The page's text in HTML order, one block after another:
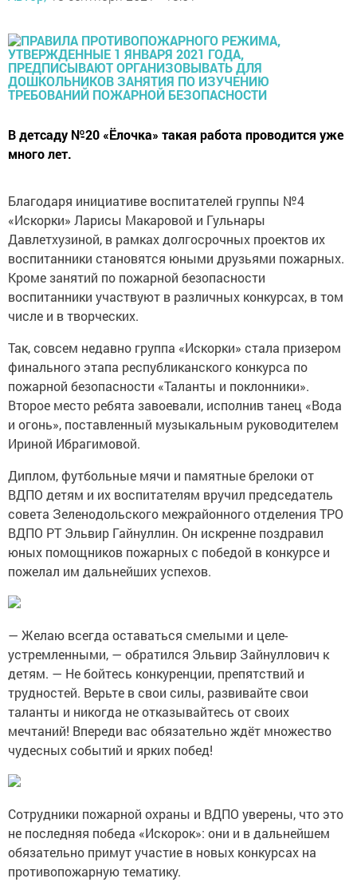
В детсаду №20 «Ёлочка» такая работа проводится уже
много лет.
Благодаря инициативе воспитателей группы №4
«Искорки» Ларисы Макаровой и Гульнары
Давлетхузиной, в рамках долгосрочных проектов их
воспитанники становятся юными друзьями пожарных.
Кроме занятий по пожарной безопасности
воспитанники участвуют в различных конкурсах, в том
числе и в творческих.
Так, совсем недавно группа «Искорки» стала призером
финального этапа республиканского конкурса по
пожарной безопасности «Таланты и поклонники».
Второе место ребята завоевали, исполнив танец «Вода
и огонь», поставленный музыкальным руководителем
Ириной Ибрагимовой.
Диплом, футбольные мячи и памятные брелоки от
ВДПО детям и их воспитателям вручил председатель
совета Зеленодольского межрайонного отделения ТРО
ВДПО РТ Эльвир Гайнуллин. Он искренне поздравил
юных помощников пожарных с победой в конкурсе и
пожелал им дальнейших успехов.
— Желаю всегда оставаться смелыми и целе-
устремленными, — обратился Эльвир Зайнуллович к
детям. — Не бойтесь конкуренции, препятствий и
трудностей. Верьте в свои силы, развивайте свои
таланты и никогда не отказывайтесь от своих
мечтаний! Впереди вас обязательно ждёт множество
чудесных событий и ярких побед!
Сотрудники пожарной охраны и ВДПО уверены, что это
не последняя победа «Искорок»: они и в дальнейшем
обязательно примут участие в новых конкурсах на
противопожарную тематику.